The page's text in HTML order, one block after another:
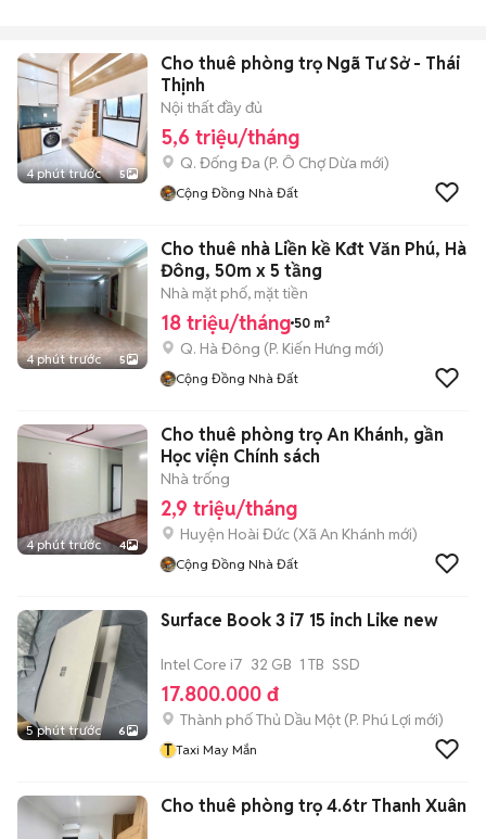
4 phút trước 5
Cho thuê phòng trọ Ngã Tư Sở - Thái
Thịnh
Nội thất đầy đủ
5,6 triệu/tháng
Q. Đống Đa (P. Ô Chợ Dừa mới)
Cộng Đồng Nhà Đất
4 phút trước 5
Cho thuê nhà Liền kề Kđt Văn Phú, Hà
Đông, 50m x 5 tầng
Nhà mặt phố, mặt tiền
18 triệu/tháng 50 m²
Q. Hà Đông (P. Kiến Hưng mới)
Cộng Đồng Nhà Đất
4 phút trước 4
Cho thuê phòng trọ An Khánh, gần
Học viện Chính sách
Nhà trống
2,9 triệu/tháng
Huyện Hoài Đức (Xã An Khánh mới)
Cộng Đồng Nhà Đất
5 phút trước 6
Surface Book 3 i7 15 inch Like new
Intel Core i7 32 GB 1 TB SSD
17.800.000 đ
Thành phố Thủ Dầu Một (P. Phú Lợi mới)
T Taxi May Mắn
Cho thuê phòng trọ 4.6tr Thanh Xuân